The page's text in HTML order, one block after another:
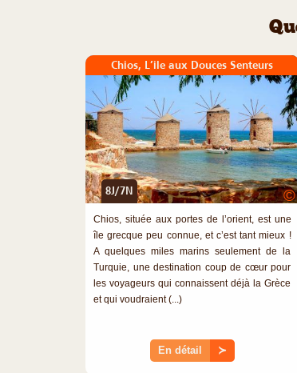
Chios, L’ile aux Douces Senteurs
8J/7N ©
Chios, située aux portes de l’orient, est une
île grecque peu connue, et c’est tant mieux !
A quelques miles marins seulement de la
Turquie, une destination coup de cœur pour
les voyageurs qui connaissent déjà la Grèce
et qui voudraient (...)
En détail ≻